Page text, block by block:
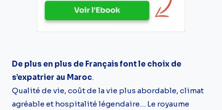
De plus en plus de Français font le choix de
s’expatrier au Maroc.
Qualité de vie, coût de la vie plus abordable, climat
agréable et hospitalité légendaire… Le royaume